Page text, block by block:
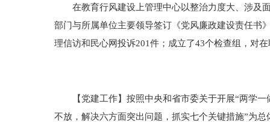
在教育行风建设上管理中心以整治力度大、涉及面
部门与所属单位主要领导签订《党风廉政建设责任书
理信访和民心网投诉201件；成立了43个检查组，对
【党建工作】按照中央和省市委关于开展“两学一
不放，解决六方面突出问题，抓实七个关键措施”为